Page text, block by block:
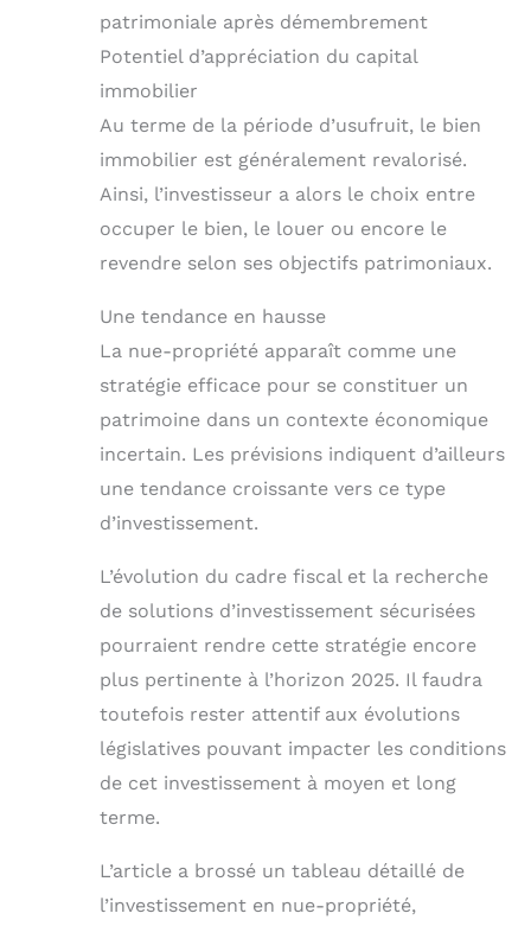
patrimoniale après démembrement
Potentiel d’appréciation du capital
immobilier
Au terme de la période d’usufruit, le bien
immobilier est généralement revalorisé.
Ainsi, l’investisseur a alors le choix entre
occuper le bien, le louer ou encore le
revendre selon ses objectifs patrimoniaux.
Une tendance en hausse
La nue-propriété apparaît comme une
stratégie efficace pour se constituer un
patrimoine dans un contexte économique
incertain. Les prévisions indiquent d’ailleurs
une tendance croissante vers ce type
d’investissement.
L’évolution du cadre fiscal et la recherche
de solutions d’investissement sécurisées
pourraient rendre cette stratégie encore
plus pertinente à l’horizon 2025. Il faudra
toutefois rester attentif aux évolutions
législatives pouvant impacter les conditions
de cet investissement à moyen et long
terme.
L’article a brossé un tableau détaillé de
l’investissement en nue-propriété,